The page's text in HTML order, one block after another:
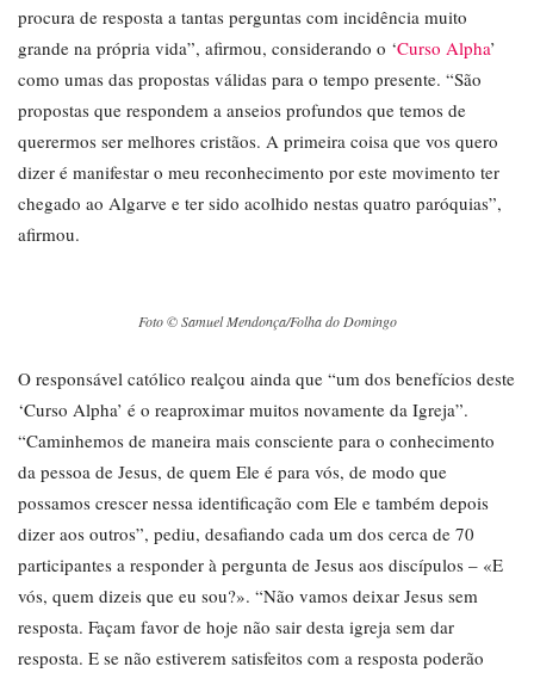
procura de resposta a tantas perguntas com incidência muito
grande na própria vida”, afirmou, considerando o ‘Curso Alpha’
como umas das propostas válidas para o tempo presente. “São
propostas que respondem a anseios profundos que temos de
querermos ser melhores cristãos. A primeira coisa que vos quero
dizer é manifestar o meu reconhecimento por este movimento ter
chegado ao Algarve e ter sido acolhido nestas quatro paróquias”,
afirmou.
Foto © Samuel Mendonça/Folha do Domingo
O responsável católico realçou ainda que “um dos benefícios deste
‘Curso Alpha’ é o reaproximar muitos novamente da Igreja”.
“Caminhemos de maneira mais consciente para o conhecimento
da pessoa de Jesus, de quem Ele é para vós, de modo que
possamos crescer nessa identificação com Ele e também depois
dizer aos outros”, pediu, desafiando cada um dos cerca de 70
participantes a responder à pergunta de Jesus aos discípulos – «E
vós, quem dizeis que eu sou?». “Não vamos deixar Jesus sem
resposta. Façam favor de hoje não sair desta igreja sem dar
resposta. E se não estiverem satisfeitos com a resposta poderão